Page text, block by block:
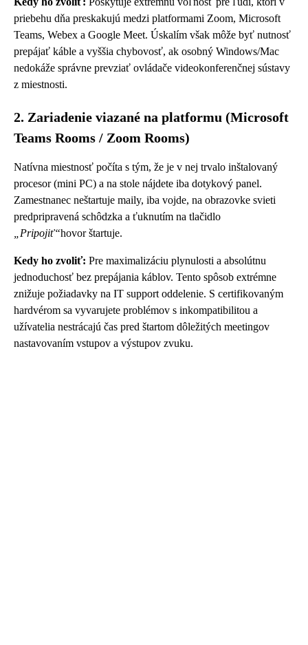
priebehu dňa preskakujú medzi platformami Zoom, Microsoft
Teams, Webex a Google Meet. Úskalím však môže byť nutnosť
prepájať káble a vyššia chybovosť, ak osobný Windows/Mac
nedokáže správne prevziať ovládače videokonferenčnej sústavy
z miestnosti.
2. Zariadenie viazané na platformu (Microsoft
Teams Rooms / Zoom Rooms)
Natívna miestnosť počíta s tým, že je v nej trvalo inštalovaný
procesor (mini PC) a na stole nájdete iba dotykový panel.
Zamestnanec neštartuje maily, iba vojde, na obrazovke svieti
predpripravená schôdzka a ťuknutím na tlačidlo
„Pripojiť“hovor štartuje.
Kedy ho zvoliť: Pre maximalizáciu plynulosti a absolútnu
jednoduchosť bez prepájania káblov. Tento spôsob extrémne
znižuje požiadavky na IT support oddelenie. S certifikovaným
hardvérom sa vyvarujete problémov s inkompatibilitou a
užívatelia nestrácajú čas pred štartom dôležitých meetingov
nastavovaním vstupov a výstupov zvuku.